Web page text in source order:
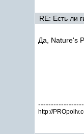
RE: Есть ли
Да, Nature's
http://